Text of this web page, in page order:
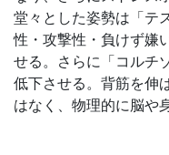
堂々とした姿勢は「テ
性・攻撃性・負けず嫌
せる。さらに「コルチ
低下させる。背筋を伸
はなく、物理的に脳や